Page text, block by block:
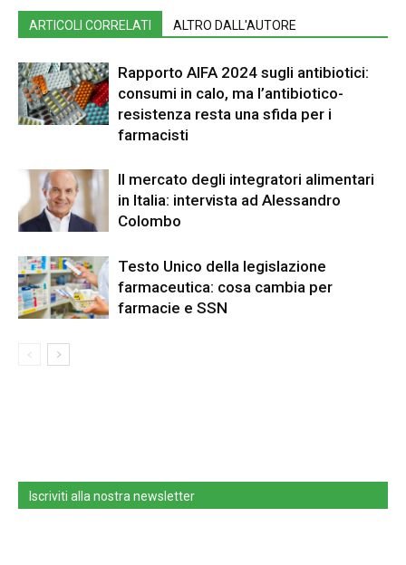
ARTICOLI CORRELATI ALTRO DALL'AUTORE
Rapporto AIFA 2024 sugli antibiotici:
consumi in calo, ma l’antibiotico-
resistenza resta una sfida per i
farmacisti
Il mercato degli integratori alimentari
in Italia: intervista ad Alessandro
Colombo
Testo Unico della legislazione
farmaceutica: cosa cambia per
farmacie e SSN
Iscriviti alla nostra newsletter